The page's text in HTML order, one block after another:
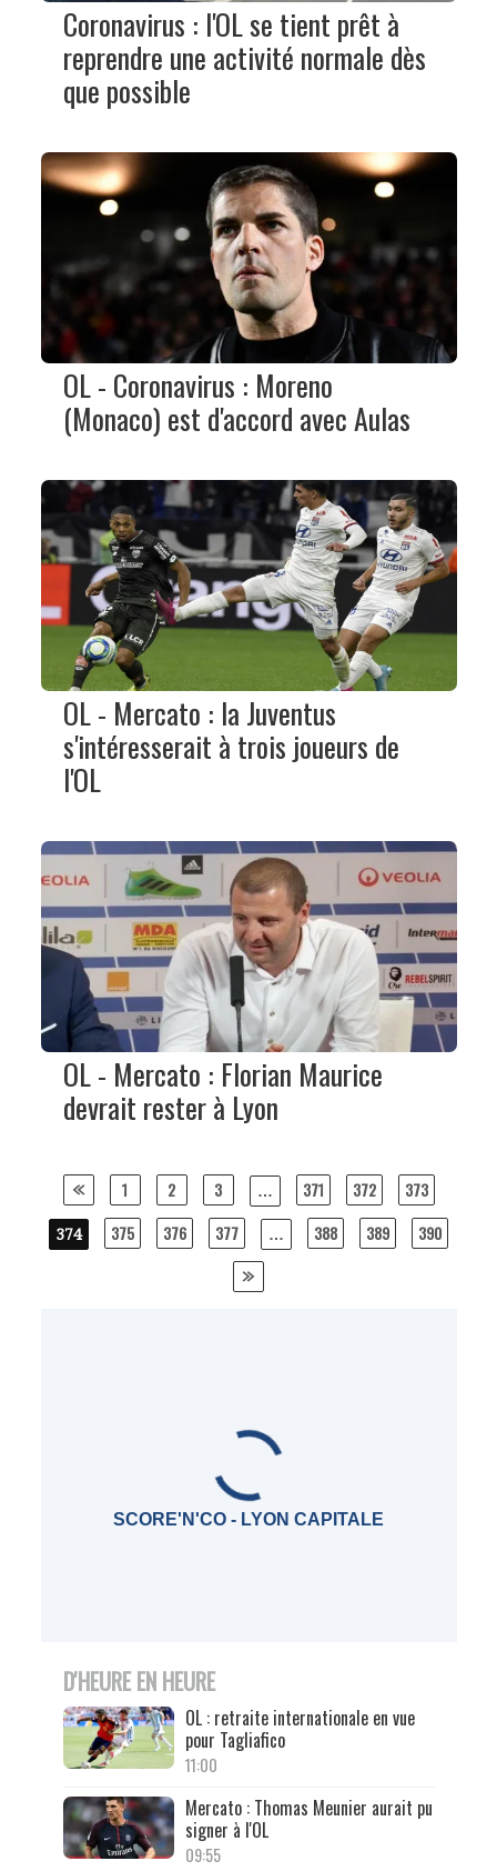
Coronavirus : l'OL se tient prêt à
reprendre une activité normale dès
que possible
OL - Coronavirus : Moreno
(Monaco) est d'accord avec Aulas
OL - Mercato : la Juventus
s'intéresserait à trois joueurs de
l'OL
OL - Mercato : Florian Maurice
devrait rester à Lyon
Posts
navigation
1 2 3 … 371 372 373
374 375 376 377 … 388 389 390
SCORE'N'CO - LYON CAPITALE
D'HEURE EN HEURE
OL : retraite internationale en vue
pour Tagliafico
11:00
Mercato : Thomas Meunier aurait pu
signer à l'OL
09:55